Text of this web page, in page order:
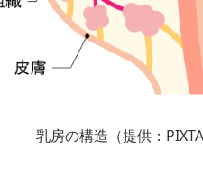
乳房の構造（提供：